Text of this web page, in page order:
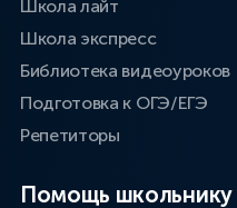
Школа лайт
Школа экспресс
Библиотека видеоуроков
Подготовка к ОГЭ/ЕГЭ
Репетиторы
Помощь школьнику